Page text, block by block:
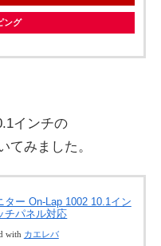
ング
インチの
てみました。
ー On-Lap 1002 10.1イン
チパネル対応
with カエレバ